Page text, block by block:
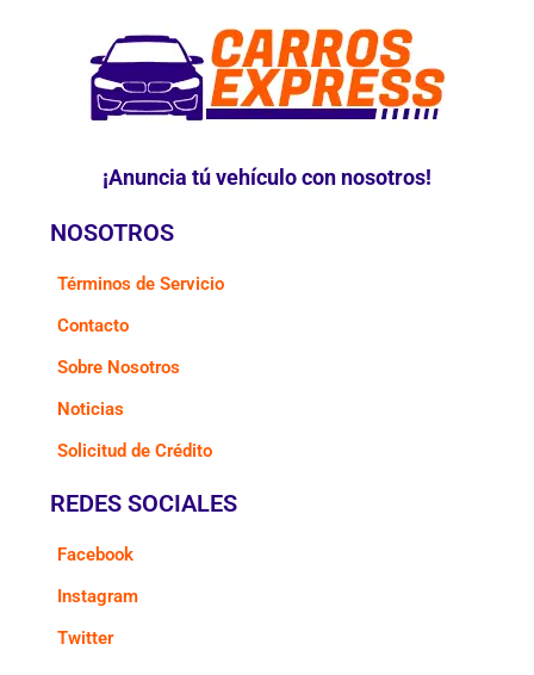
¡Anuncia tú vehículo con nosotros!
NOSOTROS
Términos de Servicio
Contacto
Sobre Nosotros
Noticias
Solicitud de Crédito
REDES SOCIALES
Facebook
Instagram
Twitter